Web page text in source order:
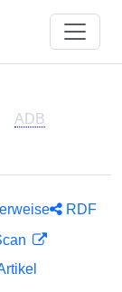
ADB
RDF